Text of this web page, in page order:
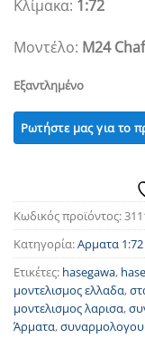
Κλίμακα: 1:72
Μοντέλο: M24
Εξαντλημένο
Κωδικός προϊόντος:
Κατηγορία:Αρματα 1:72
Ετικέτες: hasegawa,
μοντελισμος ελλαδα,
μοντελισμος λαρισα,
Άρματα,